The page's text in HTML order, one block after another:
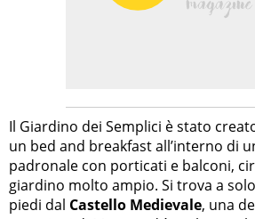
Il Giardino dei Semplici è stato
un bed and breakfast all’interno di
padronale con porticati e balconi,
giardino molto ampio. Si trova a
piedi dal Castello Medievale, una